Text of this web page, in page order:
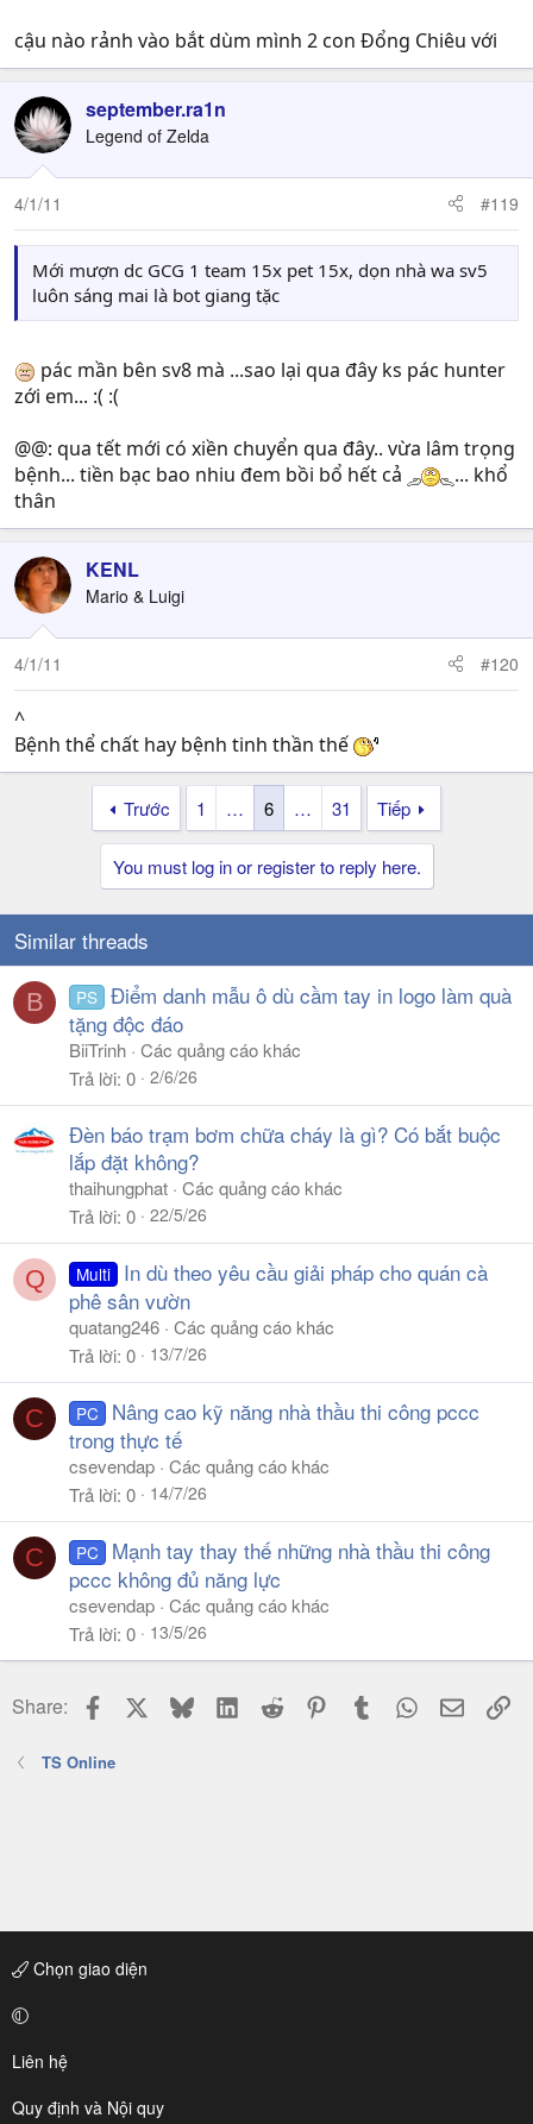
cậu nào rảnh vào bắt dùm mình 2 con Đổng Chiêu với
september.ra1n
Legend of Zelda
4/1/11 #119
Mới mượn dc GCG 1 team 15x pet 15x, dọn nhà wa sv5
luôn sáng mai là bot giang tặc
pác mần bên sv8 mà ...sao lại qua đây ks pác hunter
zới em... :( :(
@@: qua tết mới có xiền chuyển qua đây.. vừa lâm trọng
bệnh... tiền bạc bao nhiu đem bồi bổ hết cả
... khổ
thân
KENL
Mario & Luigi
4/1/11 #120
^
Bệnh thể chất hay bệnh tinh thần thế
Trước 1 … 6 … 31 Tiếp
You must log in or register to reply here.
Similar threads
B PS Điểm danh mẫu ô dù cầm tay in logo làm quà
tặng độc đáo
BiiTrinh Các quảng cáo khác
Trả lời 0 2/6/26
Đèn báo trạm bơm chữa cháy là gì? Có bắt buộc
lắp đặt không?
thaihungphat Các quảng cáo khác
Trả lời 0 22/5/26
Q Multi
In dù theo yêu cầu giải pháp cho quán cà
phê sân vườn
quatang246 Các quảng cáo khác
Trả lời 0 13/7/26
C PC
Nâng cao kỹ năng nhà thầu thi công pccc
trong thực tế
csevendap Các quảng cáo khác
Trả lời 0 14/7/26
C PC
Mạnh tay thay thế những nhà thầu thi công
pccc không đủ năng lực
csevendap Các quảng cáo khác
Trả lời 0 13/5/26
Share: Facebook BlueskyLinkedIn
Reddit PinterestTumblr WhatsApp
Email
TS Online
Chọn giao diện
Liên hệ
Quy định và Nội quy